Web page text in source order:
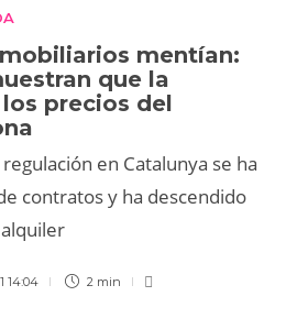
mentían:
que la
precios del
en Catalunya se ha
contratos y ha descendido
14:04 2 min